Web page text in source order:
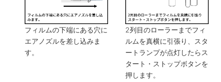
フィルムの下端にある穴に
エアノズルを差し込みま
す。
2列目のローラーまでフィ
ルムを真横に引張り、スタ
ートランプが点灯したらス
タート・ストップボタンを
押します。